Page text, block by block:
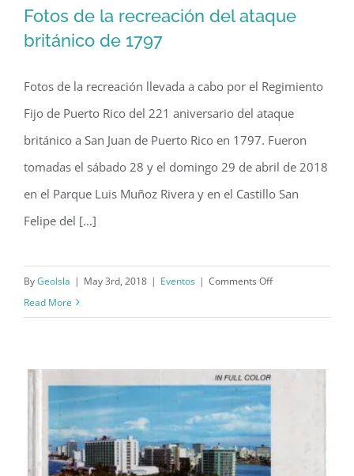
Fotos de la recreación del ataque
británico de 1797
Fotos de la recreación del ataque
británico de 1797
Fotos de la recreación llevada a cabo por el Regimiento
Fijo de Puerto Rico del 221 aniversario del ataque
británico a San Juan de Puerto Rico en 1797. Fueron
tomadas el sábado 28 y el domingo 29 de abril de 2018
en el Parque Luis Muñoz Rivera y en el Castillo San
Felipe del [...]
ByGeoIsla | May 3rd, 2018 | Eventos | Comments Offon
de
Read More